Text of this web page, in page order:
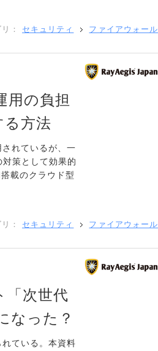
： セキュリティ ファイアウォール
の負担
方法
れているが、一
策として効果的
載のクラウド型
： セキュリティ ファイアウォール
「次世代
なった？
ている。本資料